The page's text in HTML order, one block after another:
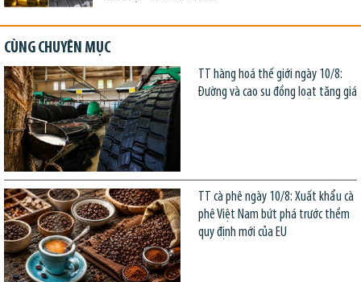
CÙNG CHUYÊN MỤC
TT hàng hoá thế giới ngày 10/8:
Đường và cao su đồng loạt tăng giá
TT cà phê ngày 10/8: Xuất khẩu cà
phê Việt Nam bứt phá trước thềm
quy định mới của EU